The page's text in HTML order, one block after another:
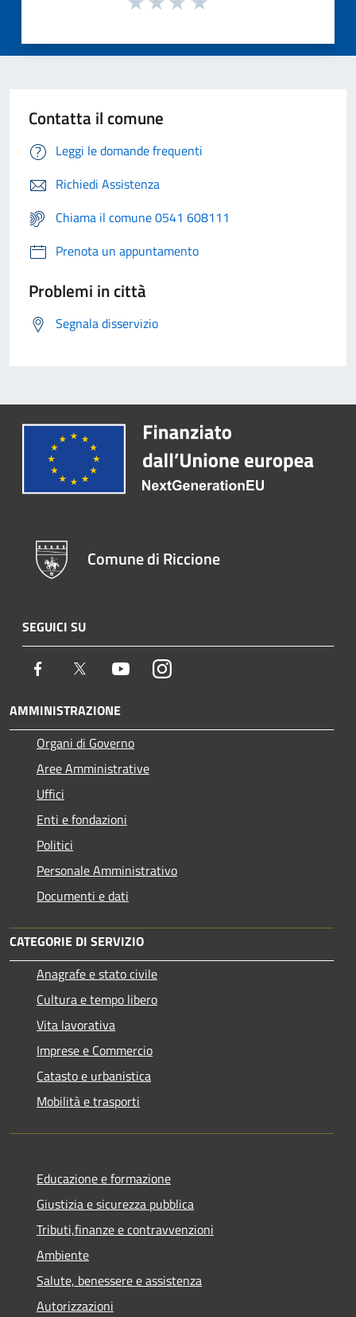
Contatta il comune
Leggi le domande frequenti
Richiedi Assistenza
Chiama il comune 0541 608111
Prenota un appuntamento
Problemi in città
Segnala disservizio
Comune di Riccione
SEGUICI SU
Facebook Twitter YoutubeInstagram
AMMINISTRAZIONE
Organi di Governo
Aree Amministrative
Uffici
Enti e fondazioni
Politici
Personale Amministrativo
Documenti e dati
CATEGORIE DI SERVIZIO
Anagrafe e stato civile
Cultura e tempo libero
Vita lavorativa
Imprese e Commercio
Catasto e urbanistica
Mobilità e trasporti
Educazione e formazione
Giustizia e sicurezza pubblica
Tributi,finanze e contravvenzioni
Ambiente
Salute, benessere e assistenza
Autorizzazioni